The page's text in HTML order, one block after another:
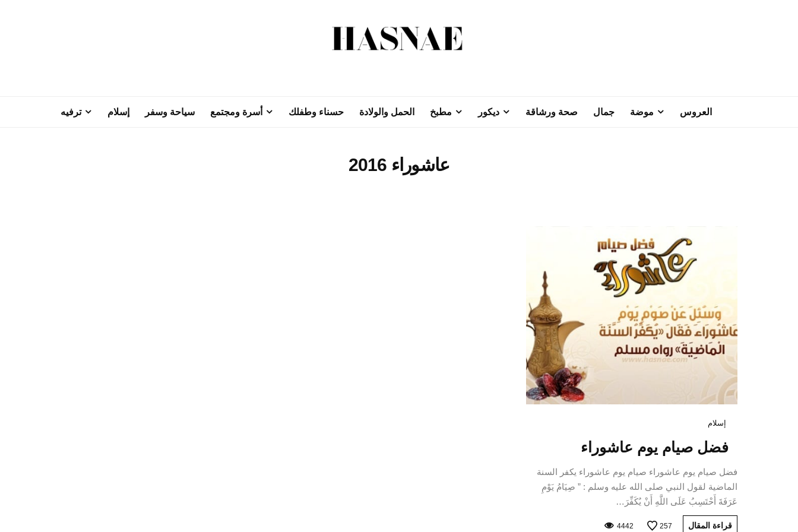
العروس موضة جمال صحة ورشاقة ديكور مطبخ الحمل والولادة حسناء وطفلك أسرة ومجتمع سياحة وسفر إسلام ترفيه
عاشوراء 2016
إسلام
فضل صيام يوم عاشوراء
فضل صيام يوم عاشوراء صيام يوم عاشوراء يكفر السنة
الماضية لقول النبي صلى الله عليه وسلم : ” صِيَامُ يَوْمِ
عَرَفَةَ أَحْتَسِبُ عَلَى اللَّهِ أَنْ يُكَفِّرَ…
قراءة المقال 257
4442